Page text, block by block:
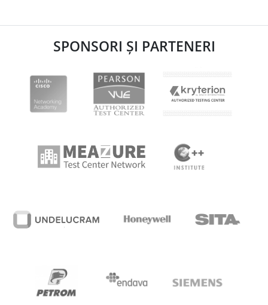
SPONSORI ȘI PARTENERI